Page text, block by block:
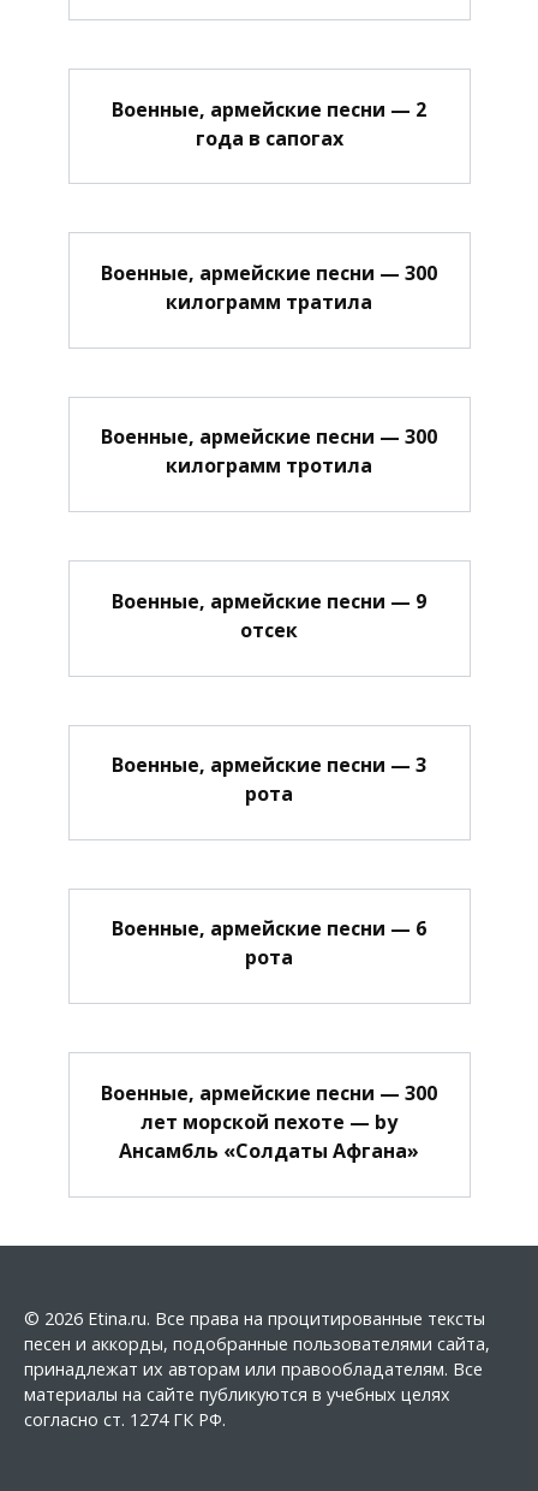
Военные, армейские песни — 2
года в сапогах
Военные, армейские песни — 300
килограмм тратила
Военные, армейские песни — 300
килограмм тротила
Военные, армейские песни — 9
отсек
Военные, армейские песни — 3
рота
Военные, армейские песни — 6
рота
Военные, армейские песни — 300
лет морской пехоте — by
Ансамбль «Солдаты Афгана»
© 2026 Etina.ru. Все права на процитированные тексты
песен и аккорды, подобранные пользователями сайта,
принадлежат их авторам или правообладателям. Все
материалы на сайте публикуются в учебных целях
согласно ст. 1274 ГК РФ.